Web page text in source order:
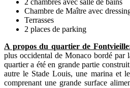
2 chambres avec salle de bains
Chambre de Maître avec
Terrasses
2 places de parking
A propos du quartier de
plus occidental de Monaco bordé par
quartier a été en grande partie
autre le Stade Louis, une marina et
comprenant une grande surface